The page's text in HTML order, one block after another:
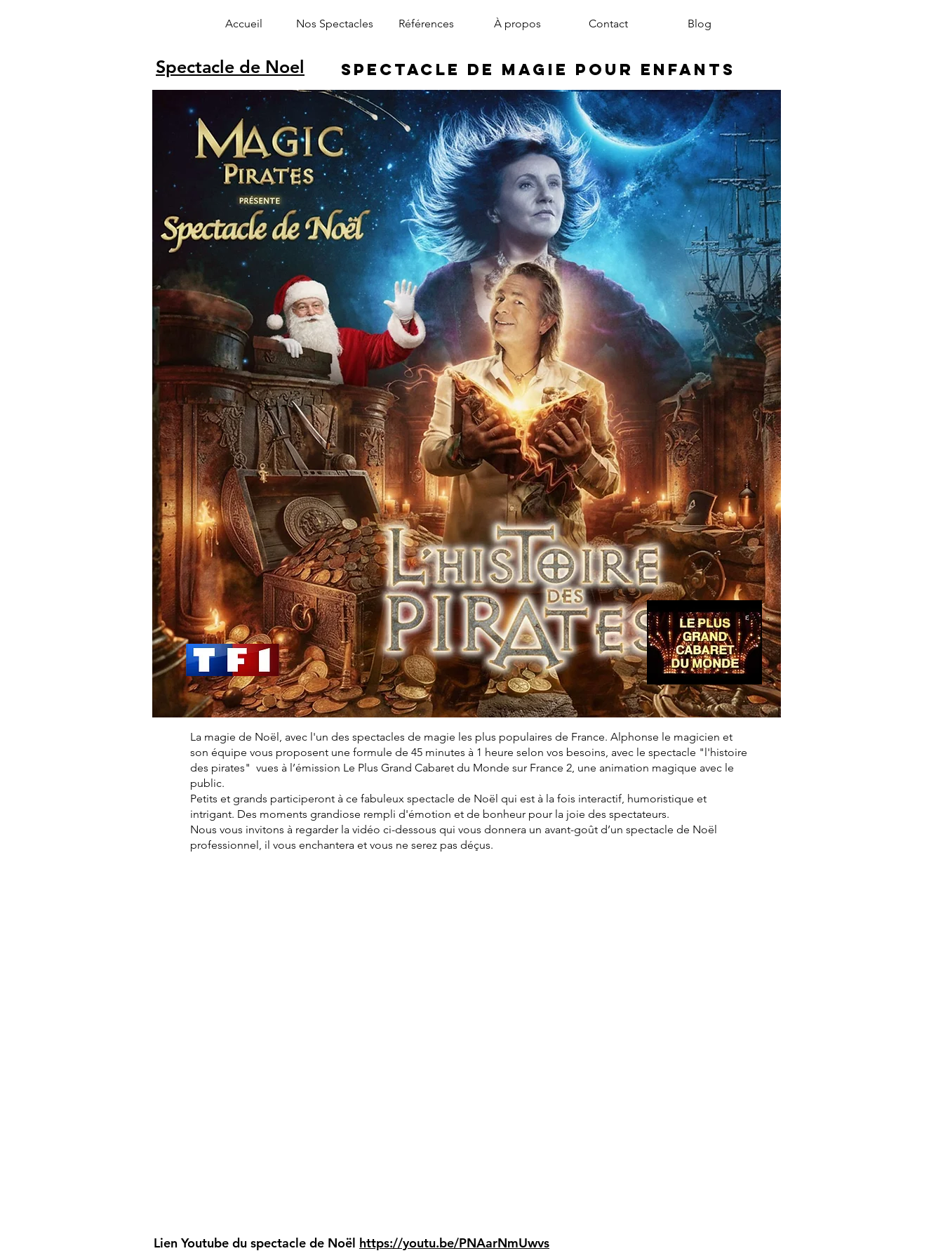
Accueil Nos Spectacles Références À propos Contact Blog
Spectacle de Noel Spectacle de Magie pour enfants
Alphonse le magicien arbre de noël
La magie de Noël, avec l'un des spectacles de magie les plus populaires de France. Alphonse le magicien et
son équipe vous proposent une formule de 45 minutes à 1 heure selon vos besoins, avec le spectacle "l'histoire
des pirates" vues à l’émission Le Plus Grand Cabaret du Monde sur France 2, une animation magique avec le
public.
Petits et grands participeront à ce fabuleux spectacle de Noël qui est à la fois interactif, humoristique et
intrigant. Des moments grandiose rempli d'émotion et de bonheur pour la joie des spectateurs.
Nous vous invitons à regarder la vidéo ci-dessous qui vous donnera un avant-goût d’un spectacle de Noël
professionnel, il vous enchantera et vous ne serez pas déçus.
Lien Youtube du spectacle de Noël https://youtu.be/PNAarNmUwvs